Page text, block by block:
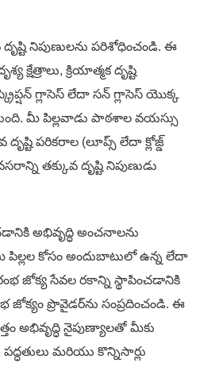
నిపుణులను పరిశోధించండి. ఈ
క్షేత్రాలు, క్రియాత్మక దృష్టి
గ్లాసెస్ లేదా సన్ గ్లాసెస్ యొక్క
మీ పిల్లవాడు పాఠశాల వయస్సు
దృష్టి పరికరాల (లూప్స్ లేదా క్లోజ్డ్
తక్కువ దృష్టి నిపుణుడు
అభివృద్ధి అంచనాలను
కోసం అందుబాటులో ఉన్న లేదా
జోక్య సేవల రకాన్ని స్థాపించడానికి
జోక్యం ప్రొవైడర్‌ను సంప్రదించండి. ఈ
అభివృద్ధి నైపుణ్యాలతో మీకు
మరియు కొన్నిసార్లు